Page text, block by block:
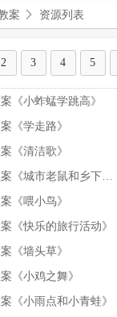
案 资源列表
2 3 4 5
《小蚱蜢学跳高》
《学走路》
《清洁歌》
城市老鼠和乡下老鼠》
《喂小鸟》
《快乐的旅行活动》
《墙头草》
《小鸡之舞》
《小雨点和小青蛙》